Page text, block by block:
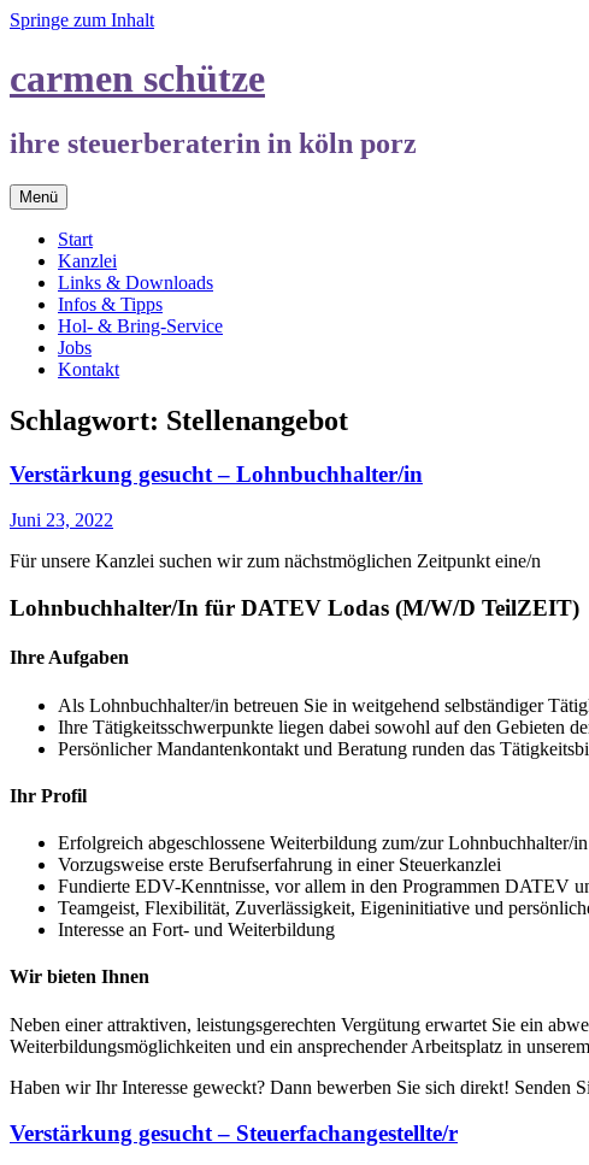
Springe zum Inhalt
carmen schütze
ihre steuerberaterin in köln porz
Menü
Start
Kanzlei
Links & Downloads
Infos & Tipps
Hol- & Bring-Service
Jobs
Kontakt
Schlagwort: Stellenangebot
Verstärkung gesucht – Lohnbuchhalter/in
Juni 23, 2022
Für unsere Kanzlei suchen wir zum nächstmöglichen Zeitpunkt eine/n
Lohnbuchhalter/In für DATEV Lodas (M/W/D TeilZEIT)
Ihre Aufgaben
Als Lohnbuchhalter/in betreuen Sie in weitgehend selbständiger
Ihre Tätigkeitsschwerpunkte liegen dabei sowohl auf den Gebieten
Persönlicher Mandantenkontakt und Beratung runden das
Ihr Profil
Erfolgreich abgeschlossene Weiterbildung zum/zur Lohnbuchhalter/in
Vorzugsweise erste Berufserfahrung in einer Steuerkanzlei
Fundierte EDV-Kenntnisse, vor allem in den Programmen DATEV
Teamgeist, Flexibilität, Zuverlässigkeit, Eigeninitiative und
Interesse an Fort- und Weiterbildung
Wir bieten Ihnen
Neben einer attraktiven, leistungsgerechten Vergütung erwartet Sie ein
Weiterbildungsmöglichkeiten und ein ansprechender Arbeitsplatz in
Haben wir Ihr Interesse geweckt? Dann bewerben Sie sich direkt! Senden
Verstärkung gesucht – Steuerfachangestellte/r